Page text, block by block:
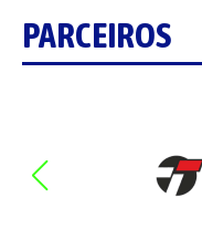
PARCEIROS